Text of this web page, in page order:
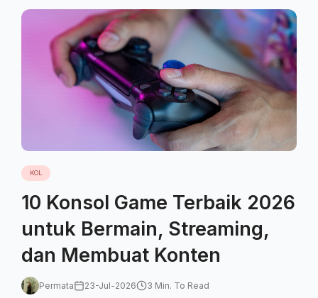
KOL
10 Konsol Game Terbaik 2026
untuk Bermain, Streaming,
dan Membuat Konten
Permata 23-Jul-2026 3 Min. To Read